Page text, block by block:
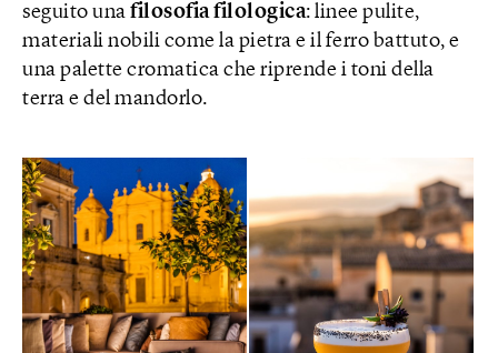
seguito una filosofia filologica: linee pulite,
materiali nobili come la pietra e il ferro battuto, e
una palette cromatica che riprende i toni della
terra e del mandorlo.